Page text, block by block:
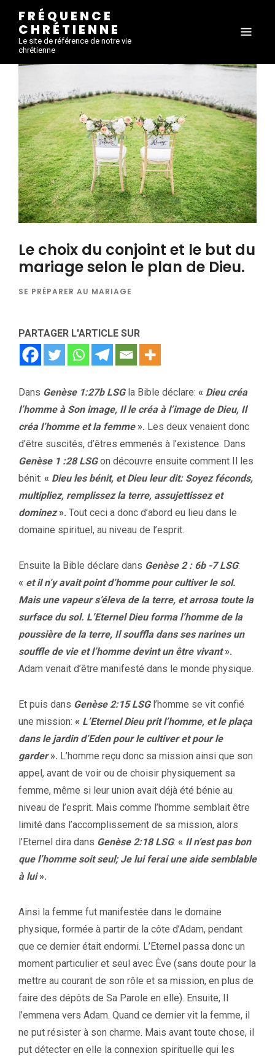
FRÉQUENCE
CHRÉTIENNE
Le site de référence de notre vie
chrétienne
Le choix du conjoint et le but du
mariage selon le plan de Dieu.
SE PRÉPARER AU MARIAGE
PARTAGER L'ARTICLE SUR
Dans Genèse 1:27b LSGla Bible déclare: « Dieu créa
l’homme à Son image, Il le créa à l’image de Dieu, Il
créa l’homme et la femme». Les deux venaient donc
d’être suscités, d’êtres emmenés à l’existence. Dans
Genèse 1 :28 LSGon découvre ensuite comment Il les
bénit: « Dieu les bénit, et Dieu leur dit: Soyez féconds,
multipliez, remplissez la terre, assujettissez et
dominez». Tout ceci a donc d’abord eu lieu dans le
domaine spirituel, au niveau de l’esprit.
Ensuite la Bible déclare dans Genèse 2 : 6b -7 LSG:
« et il n’y avait point d’homme pour cultiver le sol.
Mais une vapeur s’éleva de la terre, et arrosa toute la
surface du sol. L’Eternel Dieu forma l’homme de la
poussière de la terre, Il souffla dans ses narines un
souffle de vie et l’homme devint un être vivant».
Adam venait d’être manifesté dans le monde physique.
Et puis dans Genèse 2:15 LSGl’homme se vit confié
une mission: « L’Eternel Dieu prit l’homme, et le plaça
dans le jardin d’Eden pour le cultiver et pour le
garder». L’homme reçu donc sa mission ainsi que son
appel, avant de voir ou de choisir physiquement sa
femme, même si leur union avait déjà été bénie au
niveau de l’esprit. Mais comme l’homme semblait être
limité dans l’accomplissement de sa mission, alors
l’Eternel dira dans Genèse 2:18 LSG: « Il n’est pas bon
que l’homme soit seul; Je lui ferai une aide semblable
à lui».
Ainsi la femme fut manifestée dans le domaine
physique, formée à partir de la côte d’Adam, pendant
que ce dernier était endormi. L’Eternel passa donc un
moment particulier et seul avec Ève (sans doute pour la
mettre au courant de son rôle et sa mission, en plus de
faire des dépôts de Sa Parole en elle). Ensuite, Il
l’emmena vers Adam. Quand ce dernier vit la femme, il
ne put résister à son charme. Mais avant toute chose, il
put détecter en elle la connexion spirituelle qui les